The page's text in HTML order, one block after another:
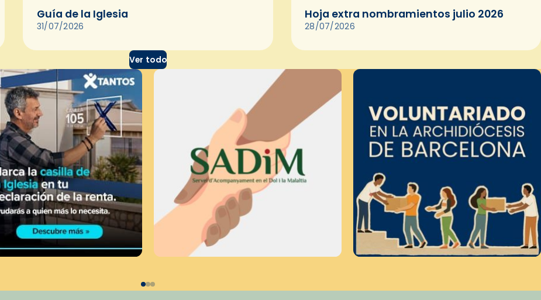
Guía de la Iglesia
31/07/2026
Hoja extra nombramientos julio 2026
28/07/2026
Ver todo